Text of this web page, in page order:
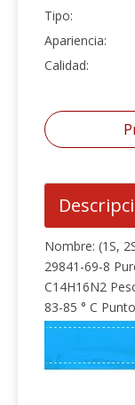
Tipo:
Apariencia:
Calidad:
Nombre: (1S,
29841-69-8
C14H16N2
83-85 ° C